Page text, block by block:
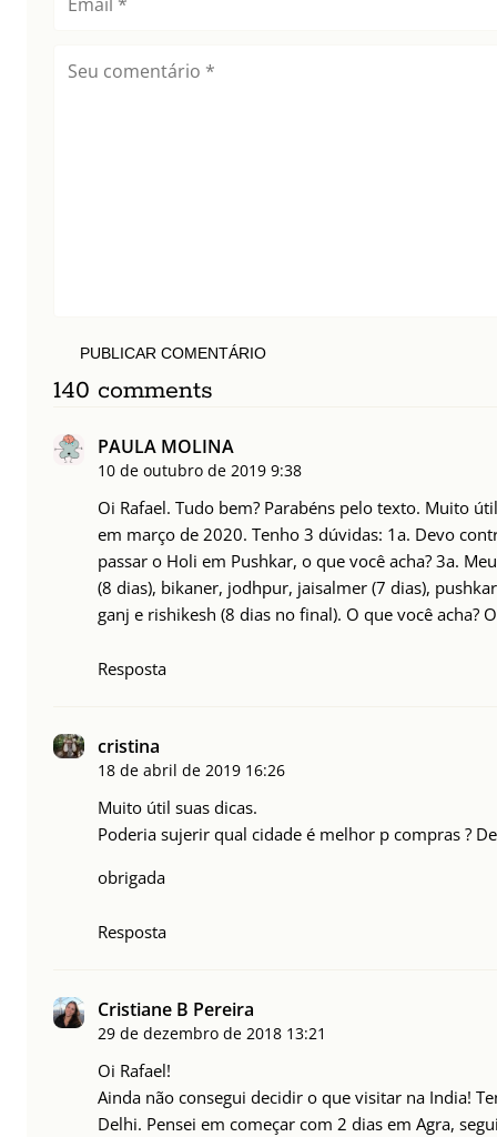
PUBLICAR COMENTÁRIO
140 comments
PAULA MOLINA
10 de outubro de 2019 9:38
Oi Rafael. Tudo bem? Parabéns pelo texto. Muito
em março de 2020. Tenho 3 dúvidas: 1a. Devo
passar o Holi em Pushkar, o que você acha? 3a.
(8 dias), bikaner, jodhpur, jaisalmer (7 dias),
ganj e rishikesh (8 dias no final). O que você acha?
Resposta
cristina
18 de abril de 2019 16:26
Muito útil suas dicas.
Poderia sujerir qual cidade é melhor p compras ?
obrigada
Resposta
Cristiane B Pereira
29 de dezembro de 2018 13:21
Oi Rafael!
Ainda não consegui decidir o que visitar na India!
Delhi. Pensei em começar com 2 dias em Agra,